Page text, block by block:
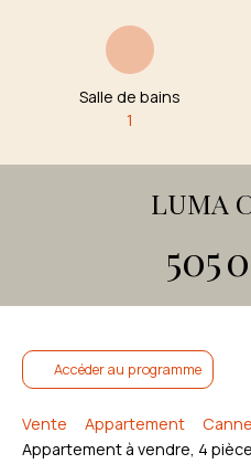
Salle de bains
1
LUMA
505
Accéder au programme
Vente Appartement
Appartement à vendre, 4